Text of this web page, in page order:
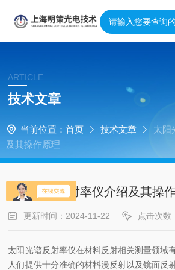
ARTICLE
技术文章
当前位置： 首页 技术文章
太阳
及其操作原理
太阳光谱反射率仪介绍及其操
更新时间：2024-11-22 点击次数
太阳光谱反射率仪在材料反射相关测量领域
人们提供十分准确的材料漫反射以及镜面反